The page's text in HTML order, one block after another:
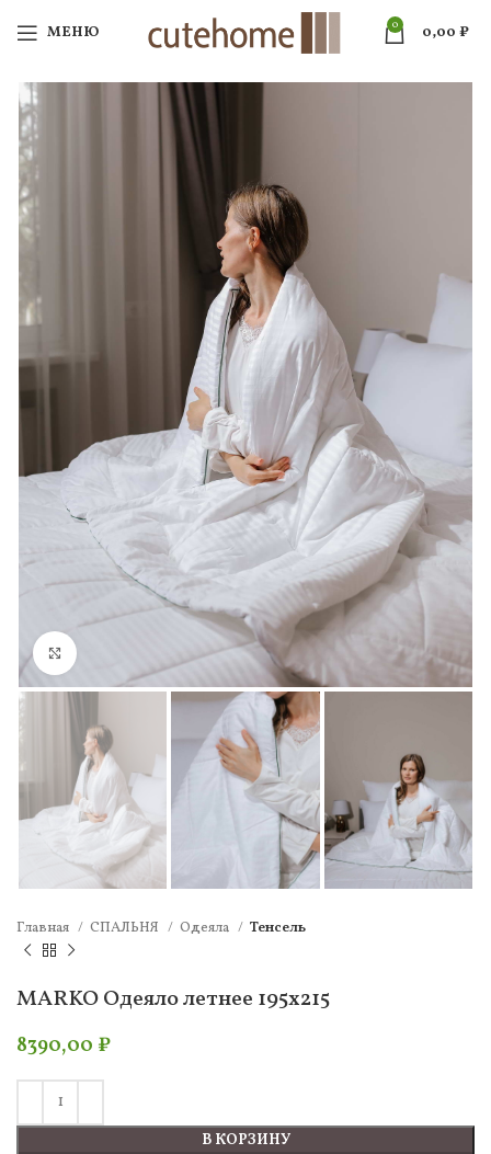
МЕНЮ 0 0,00 ₽
Нажмите, чтобы увеличить
Главная СПАЛЬНЯ Одеяла Тенсель
MARKO Одеяло летнее 195х215
8390,00 ₽
В КОРЗИНУ